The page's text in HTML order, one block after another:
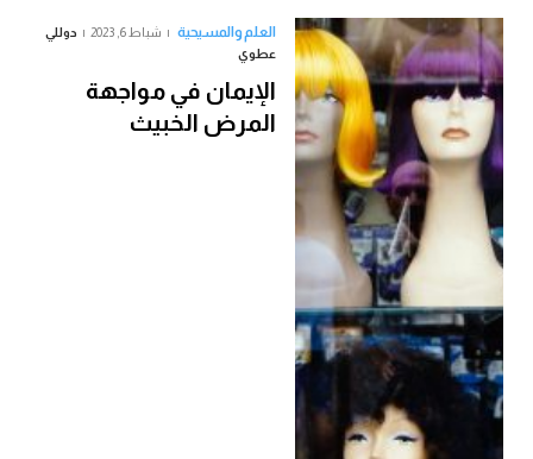
العلم والمسيحية شباط 6, 2023
دوللي
عطوي
الإيمان في مواجهة
المرض الخبيث